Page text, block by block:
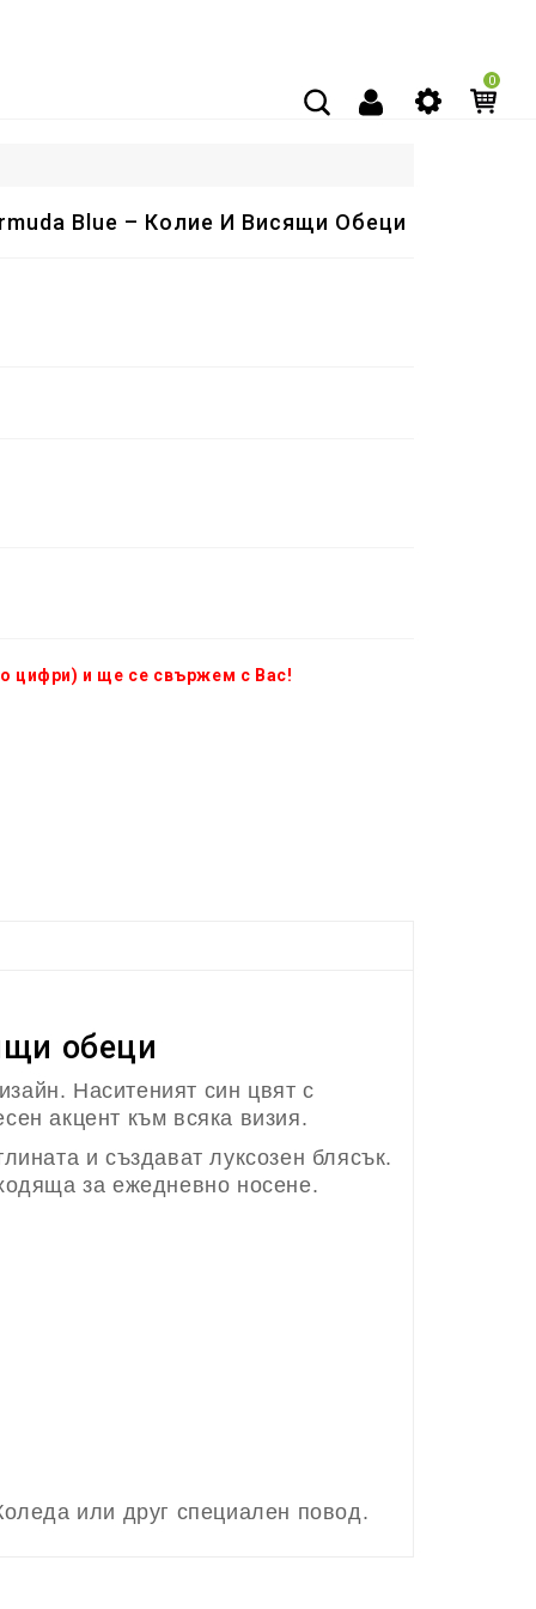
0
Blue – Колие И Висящи Обеци
цифри) и ще се свържем с Вас!
обеци
Наситеният син цвят с
акцент към всяка визия.
и създават луксозен блясък.
за ежедневно носене.
или друг специален повод.